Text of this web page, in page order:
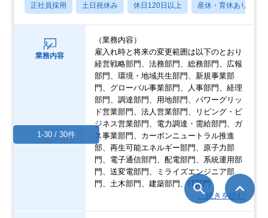
正社員採用 土日祝休み 休日120日以上 産休・育休あり
業務内容
（業務内容）
雇入れ時と将来の変更範囲は以下のとおり
経営戦略部門、法務部門、総務部門、広報
部門、環境・地域共生部門、新規事業部
門、グローバル事業部門、人事部門、経理
部門、調達部門、用地部門、パワーグリッ
ド営業部門、法人営業部門、リビング・ビ
ジネス営業部門、電力調達・需給部門、ガ
ス事業部門、カーボンニュートラル推進
部、再生可能エネルギー部門、原子力部
門、電子通信部門、配電部門、系統運用部
門、送変電部門、ミライズエンジニア部
門、土木部門、建築部門、IT部門
…続きを読む
1-30 / 30件